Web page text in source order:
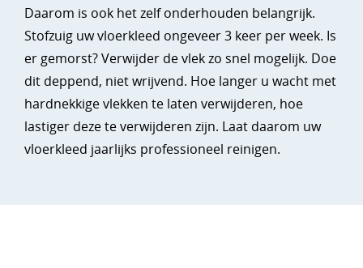
Daarom is ook het zelf onderhouden belangrijk.
Stofzuig uw vloerkleed ongeveer 3 keer per week. Is
er gemorst? Verwijder de vlek zo snel mogelijk. Doe
dit deppend, niet wrijvend. Hoe langer u wacht met
hardnekkige vlekken te laten verwijderen, hoe
lastiger deze te verwijderen zijn. Laat daarom uw
vloerkleed jaarlijks professioneel reinigen.